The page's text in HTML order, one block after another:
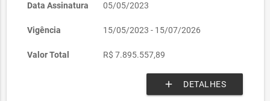
Data Assinatura 05/05/2023
Vigência 15/05/2023 - 15/07/2026
Valor Total R$ 7.895.557,89
add DETALHES